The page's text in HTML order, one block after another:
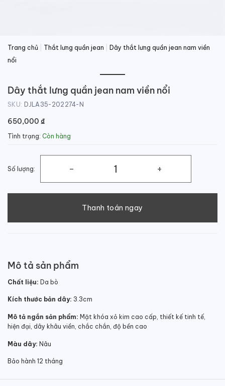
Trang chủ Thắt lưng quần jean
Dây thắt lưng quần jean nam viền
nổi
Dây thắt lưng quần jean nam viền nổi
SKU: DJLA35-202274-N
650,000 ₫
Tình trạng: Còn hàng
Số lượng:
Dây thắt lưng quần jean nam viền nổi số lượng
Thanh toán ngay
Mô tả sản phẩm
Chất liệu: Da bò
Kích thước bản dây: 3.3cm
Mô tả ngắn sản phẩm: Mặt khóa xỏ kim cao cấp, thiết kế tinh tế,
hiện đại, dây khâu viền, chắc chắn, độ bền cao
Màu dây: Nâu
Bảo hành 12 tháng